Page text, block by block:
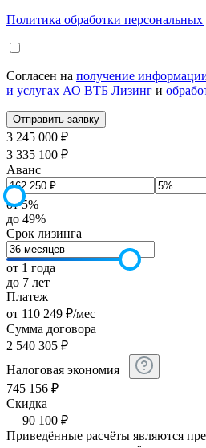
Политика обработки
Согласен на получение
и услугах АО ВТБ Лизинг и
3 245 000 ₽
3 335 100 ₽
Аванс
от 5%
до 49%
Срок лизинга
от 1 года
до 7 лет
Платеж
от 110 249 ₽/мес
Сумма договора
2 540 305 ₽
Налоговая экономия
745 156 ₽
Скидка
— 90 100 ₽
Приведённые расчёты являются